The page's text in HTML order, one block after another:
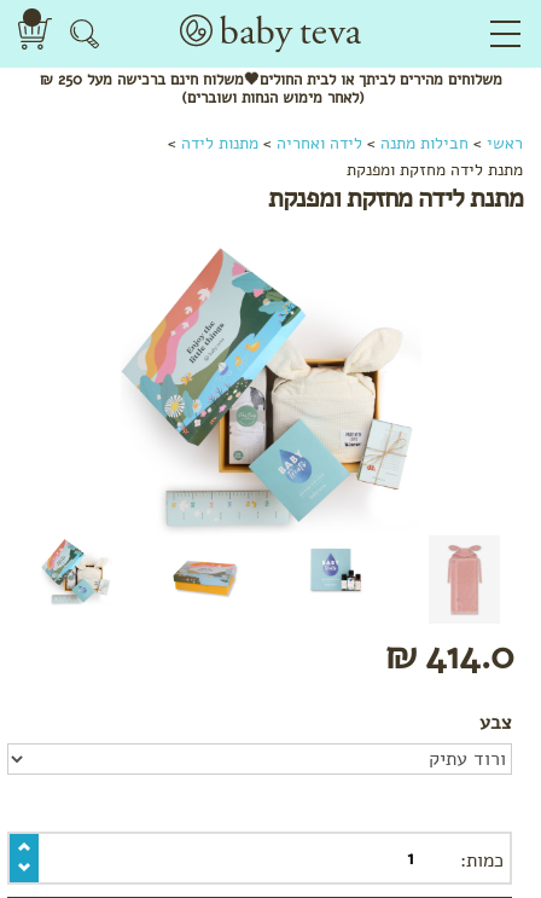
משלוחיםמהיריםלביתך או לבית החולים🖤משלוחחינם
ברכישה מעל 250 ₪
(לאחר מימוש הנחות ושוברים)
לגיל שנה
מתנות
לאחים
מתנות
מתנות לחג
gift card
מתנות לאם
היולדת
ראשי > חבילות מתנה > לידה ואחריה > מתנות לידה >
מתנת לידה מחזקת ומפנקת
מתנת לידה מחזקת ומפנקת
414.0 ₪
צבע
כמות: